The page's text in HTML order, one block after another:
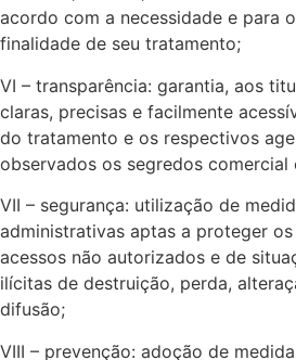
acordo com a necessidade e para
finalidade de seu tratamento;
VI – transparência: garantia, aos
claras, precisas e facilmente
do tratamento e os respectivos
observados os segredos comercial
VII – segurança: utilização de
administrativas aptas a proteger
acessos não autorizados e de
ilícitas de destruição, perda,
difusão;
VIII – prevenção: adoção de